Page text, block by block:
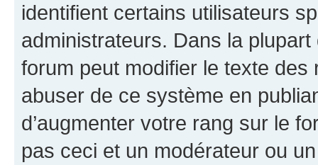
identifient certains utilisateurs
administrateurs. Dans la
forum peut modifier le texte
abuser de ce système en
d’augmenter votre rang sur le
pas ceci et un modérateur ou